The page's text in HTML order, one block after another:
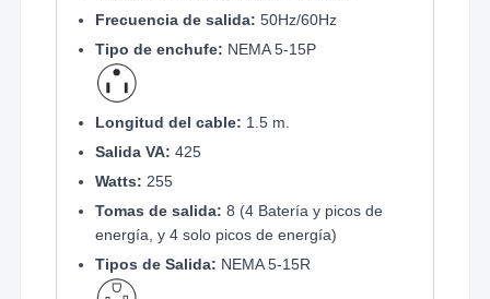
Frecuencia de salida: 50Hz/60Hz
Tipo de enchufe: NEMA 5-15P
Longitud del cable: 1.5 m.
Salida VA: 425
Watts: 255
Tomas de salida: 8 (4 Batería y picos de
energía, y 4 solo picos de energía)
Tipos de Salida: NEMA 5-15R